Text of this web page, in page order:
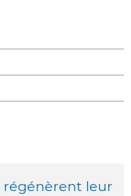
régénèrent leur